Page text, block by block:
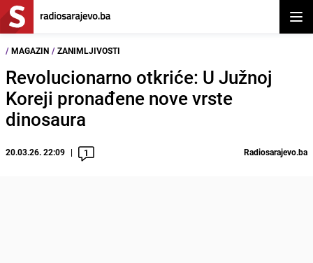
/ MAGAZIN / ZANIMLJIVOSTI
Revolucionarno otkriće: U Južnoj
Koreji pronađene nove vrste
dinosaura
20.03.26. 22:09 1 Radiosarajevo.ba